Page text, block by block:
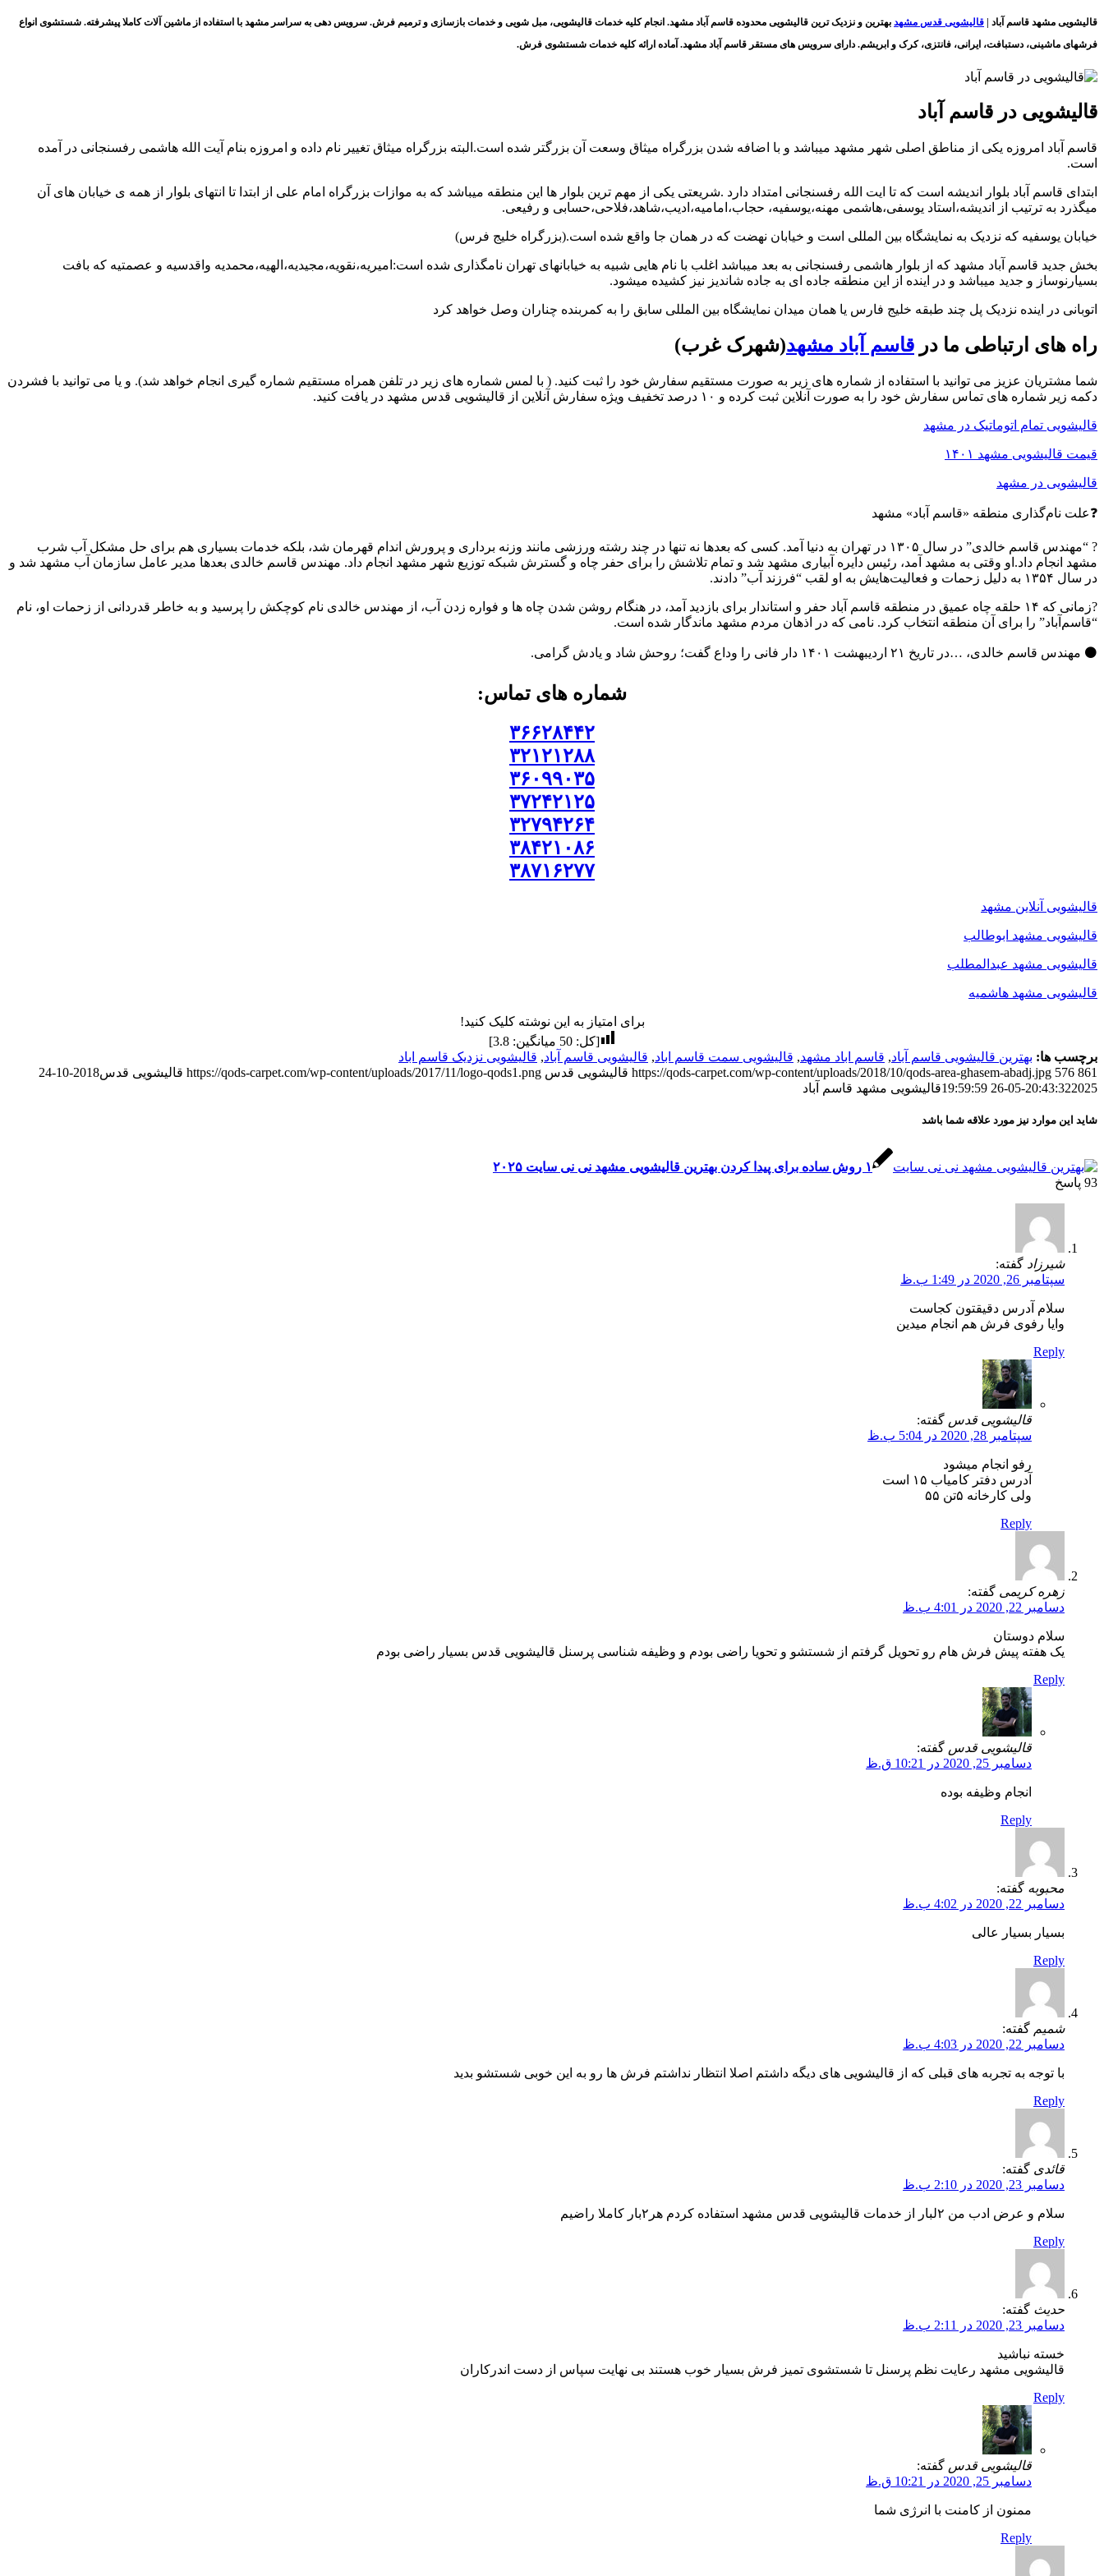
قالیشویی مشهد قاسم آباد | قالیشویی قدس مشهد بهترین و نزدیک ترین قالیشویی محدوده قاسم آباد مشهد. انجام کلیه خدمات قالیشویی، مبل شویی و خدمات بازسازی و ترمیم فرش. سرویس دهی به سراسر مشهد با استفاده از ماشین آلات کاملا پیشرفته. شستشوی انواع
فرشهای ماشینی، دستبافت، ایرانی، فانتزی، کرک و ابریشم. دارای سرویس های مستقر قاسم آباد مشهد. آماده ارائه کلیه خدمات شستشوی فرش.
قالیشویی در قاسم آباد
قاسم آباد امروزه یکی از مناطق اصلی شهر مشهد میباشد و با اضافه شدن بزرگراه میثاق وسعت آن بزرگتر شده است.البته بزرگراه میثاق تغییر نام داده و امروزه بنام آیت الله هاشمی رفسنجانی در آمده
است.
ابتدای قاسم آباد بلوار اندیشه است که تا ایت الله رفسنجانی امتداد دارد .شریعتی یکی از مهم ترین بلوار ها این منطقه میباشد که به موازات بزرگراه امام علی از ابتدا تا انتهای بلوار از همه ی خیابان های آن
میگذرد به ترتیب از اندیشه،استاد یوسفی،هاشمی مهنه،یوسفیه، حجاب،امامیه،ادیب،شاهد،فلاحی،حسابی و رفیعی.
خیابان یوسفیه که نزدیک به نمایشگاه بین المللی است و خیابان نهضت که در همان جا واقع شده است.(بزرگراه خلیج فرس)
بخش جدید قاسم آباد مشهد که از بلوار هاشمی رفسنجانی به بعد میباشد اغلب با نام هایی شبیه به خیابانهای تهران نامگذاری شده است:امیریه،نقویه،مجیدیه،الهیه،محمدیه واقدسیه و عصمتیه که بافت
بسیارنوساز و جدید میباشد و در اینده از این منطقه جاده ای به جاده شاندیز نیز کشیده میشود.
اتوبانی در اینده نزدیک پل چند طبقه خلیج فارس یا همان میدان نمایشگاه بین المللی سابق را به کمربنده چناران وصل خواهد کرد
راه های ارتباطی ما در قاسم آباد مشهد(شهرک غرب)
شما مشتریان عزیز می توانید با استفاده از شماره های زیر به صورت مستقیم سفارش خود را ثبت کنید. ( با لمس شماره های زیر در تلفن همراه مستقیم شماره گیری انجام خواهد شد). و یا می توانید با فشردن
دکمه زیر شماره های تماس سفارش خود را به صورت آنلاین ثبت کرده و ۱۰ درصد تخفیف ویژه سفارش آنلاین از قالیشویی قدس مشهد در یافت کنید.
قالیشویی تمام اتوماتیک در مشهد
قیمت قالیشویی مشهد ۱۴۰۱
قالیشویی در مشهد
❓علت نام‌گذاری منطقه «قاسم آباد» مشهد
? “مهندس قاسم خالدی” در سال ۱۳۰۵ در تهران به دنیا آمد. کسی که بعدها نه تنها در چند رشته ورزشی مانند وزنه برداری و پرورش اندام قهرمان شد، بلکه خدمات بسیاری هم برای حل مشکل آب شرب
مشهد انجام داد.او وقتی به مشهد آمد، رئیس دایره آبیاری مشهد شد و تمام تلاشش را برای حفر چاه و گسترش شبکه توزیع شهر مشهد انجام داد. مهندس قاسم خالدی بعدها مدیر عامل سازمان آب مشهد شد و
در سال ۱۳۵۴ به دلیل زحمات و فعالیت‌هایش به او لقب “فرزند آب” دادند.
?زمانی که ۱۴ حلقه چاه عمیق در منطقه قاسم آباد حفر و استاندار برای بازدید آمد، در هنگام روشن شدن چاه ها و فواره زدن آب، از مهندس خالدی نام کوچکش را پرسید و به خاطر قدردانی از زحمات او، نام
“قاسم‌آباد” را برای آن منطقه انتخاب کرد. نامی که در اذهان مردم مشهد ماندگار شده است.
⚫️ مهندس قاسم خالدی، …در تاریخ ۲۱ اردیبهشت ۱۴۰۱ دار فانی را وداع گفت؛ روحش شاد و یادش گرامی.
شماره های تماس:
۳۶۶۲۸۴۴۲
۳۲۱۲۱۲۸۸
۳۶۰۹۹۰۳۵
۳۷۲۴۲۱۲۵
۳۲۷۹۴۲۶۴
۳۸۴۲۱۰۸۶
۳۸۷۱۶۲۷۷
قالیشویی آنلاین مشهد
قالیشویی مشهد ابوطالب
قالیشویی مشهد عبدالمطلب
قالیشویی مشهد هاشمیه
برای امتیاز به این نوشته کلیک کنید!
[کل:50 میانگین:3.8
]
برچسب ها: بهترین قالیشویی قاسم آباد, قاسم اباد مشهد, قالیشویی سمت قاسم اباد, قالیشویی قاسم آباد, قالیشویی نزدیک قاسم اباد
https://qods-carpet.com/wp-content/uploads/2018/10/qods-area-ghasem-abadj.jpg 576 861 قالیشویی قدس https://qods-carpet.com/wp-content/uploads/2017/11/logo-qods1.png قالیشویی قدس
2018-10-24
20:43:322025-05-26 19:59:59 قالیشویی مشهد قاسم آباد
شاید این موارد نیز مورد علاقه شما باشد
۱ روش ساده برای پیدا کردن بهترین قالیشویی مشهد نی نی سایت ۲۰۲۵
93 پاسخ
شیرزاد گفته:
سپتامبر 26, 2020 در 1:49 ب.ظ
سلام آدرس دقیقتون کجاست
وایا رفوی فرش هم انجام میدین
Reply
قالیشویی قدس گفته:
سپتامبر 28, 2020 در 5:04 ب.ظ
رفو انجام میشود
آدرس دفتر کامیاب ۱۵ است
ولی کارخانه ۵تن ۵۵
Reply
زهره کریمی گفته:
دسامبر 22, 2020 در 4:01 ب.ظ
سلام دوستان
یک هفته پیش فرش هام رو تحویل گرفتم از شستشو و تحویا راضی بودم و وظیفه شناسی پرسنل قالیشویی قدس بسیار راضی بودم
Reply
قالیشویی قدس گفته:
دسامبر 25, 2020 در 10:21 ق.ظ
انجام وظیفه بوده
Reply
محبوبه گفته:
دسامبر 22, 2020 در 4:02 ب.ظ
بسیار بسیار عالی
Reply
شمیم گفته:
دسامبر 22, 2020 در 4:03 ب.ظ
با توجه به تجربه های قبلی که از قالیشویی های دیگه داشتم اصلا انتظار نداشتم فرش ها رو به این خوبی شستشو بدید
Reply
قائدی گفته:
دسامبر 23, 2020 در 2:10 ب.ظ
سلام و عرض ادب من ۲لبار از خدمات قالیشویی قدس مشهد استفاده کردم هر۲بار کاملا راضیم
Reply
حدیث گفته:
دسامبر 23, 2020 در 2:11 ب.ظ
خسته نباشید
قالیشویی مشهد رعایت نظم پرسنل تا شستشوی تمیز فرش بسیار خوب هستند بی نهایت سپاس از دست اندرکاران
Reply
قالیشویی قدس گفته:
دسامبر 25, 2020 در 10:21 ق.ظ
ممنون از کامنت با انرژی شما
Reply